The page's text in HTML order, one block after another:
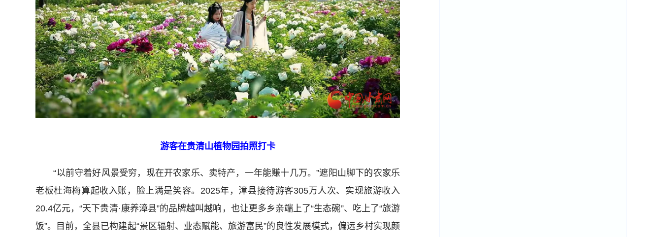
游客在贵清山植物园拍照打卡
“以前守着好风景受穷，现在开农家乐、卖特产，一年能赚十几万。”遮阳山脚下的农家乐
老板杜海梅算起收入账，脸上满是笑容。2025年，漳县接待游客305万人次、实现旅游收入
20.4亿元，“天下贵清·康养漳县”的品牌越叫越响，也让更多乡亲端上了“生态碗”、吃上了“旅游
饭”。目前，全县已构建起“景区辐射、业态赋能、旅游富民”的良性发展模式，偏远乡村实现颜